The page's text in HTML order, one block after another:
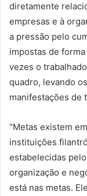
diretamente
empresas e à
a pressão pelo
impostas de
vezes o
quadro, levando
manifestações de
“Metas existem
instituições
estabelecidas
organização e
está nas metas.